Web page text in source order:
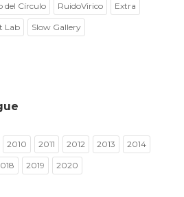
del Círculo RuidoVirico Extra
Lab Slow Gallery
2010 2011 2012 2013 2014
2019 2020